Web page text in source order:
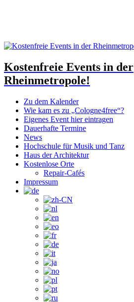
Kostenfreie Events in der
Rheinmetropole!
Zu dem Kalender
Wie kam es zu „Cologne4free“?
Eigenes Event hier eintragen
Dauerhafte Termine
News
Hochschule für Musik und Tanz
Haus der Architektur
Kostenlose Orte
Repair-Cafés
Impressum